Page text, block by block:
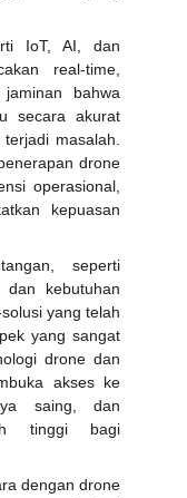
IoT, AI, dan
real-time,
bahwa
secara akurat
masalah.
drone
operasional,
kepuasan
seperti
dan kebutuhan
yang telah
yang sangat
drone dan
akses ke
saing, dan
tinggi bagi
dengan drone